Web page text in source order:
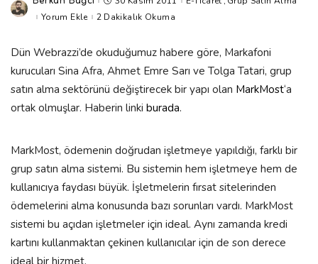
Posted
by
Yorum Ekle
2 Dakikalık Okuma
Dün Webrazzi’de okuduğumuz habere göre, Markafoni
kurucuları Sina Afra, Ahmet Emre Sarı ve Tolga Tatari, grup
satın alma sektörünü değiştirecek bir yapı olan MarkMost‘a
ortak olmuşlar. Haberin linki burada.
MarkMost, ödemenin doğrudan işletmeye yapıldığı, farklı bir
grup satın alma sistemi. Bu sistemin hem işletmeye hem de
kullanıcıya faydası büyük. İşletmelerin fırsat sitelerinden
ödemelerini alma konusunda bazı sorunları vardı. MarkMost
sistemi bu açıdan işletmeler için ideal. Aynı zamanda kredi
kartını kullanmaktan çekinen kullanıcılar için de son derece
ideal bir hizmet.